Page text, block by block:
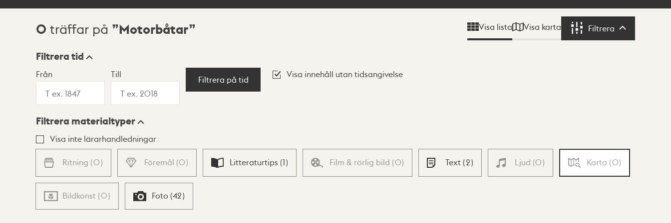
Sökresultat
0 träffar på Motorbåtar Visa lista Visa karta Filtrera Filtrera
Visningsläge
Lista Karta
Filtrera tid
Från Till
Filtrera på tid
Visa innehåll utan tidsangivelse
Filtrera materialtyper
Visa inte lärarhandledningar
Ritning (0) Föremål (0) Litteraturtips (1) Film & rörlig bild (0) Text (2) Ljud (0) Karta (0)
Bildkonst (0) Foto (42)